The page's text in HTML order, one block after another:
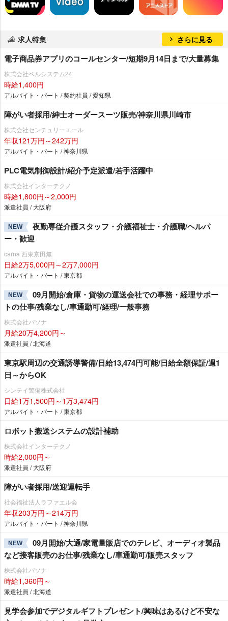
求人特集 さらに見る
電子商品券アプリのコールセンター/短期9月14日まで/大量募集
株式会社ベルシステム24
時給1,400円
アルバイト・パート / 契約社員 / 愛知県
障がい者採用/紳士オーダースーツ販売/神奈川県川崎市
株式会社センチュリーエール
年収121万円～242万円
アルバイト・パート / 神奈川県
PLC電気制御設計/紹介予定派遣/若手活躍中
株式会社インターテクノ
時給1,800円～2,000円
派遣社員 / 大阪府
NEW
夜勤専従介護スタッフ・介護福祉士・介護職/ヘルパ
ー・歓迎
carna 西東京田無
日給2万5,000円～2万7,000円
アルバイト・パート / 東京都
NEW
09月開始/倉庫・貨物の運送会社での事務・経理サポー
トの仕事/残業なし/車通勤可/経理/一般事務
株式会社パソナ
月給20万4,200円～
派遣社員 / 北海道
東京駅周辺の交通誘導警備/日給13,474円可能/日給全額保証/週1
日～からOK
シンテイ警備株式会社
日給1万1,500円～1万3,474円
アルバイト・パート / 東京都
ロボット搬送システムの設計補助
株式会社インターテクノ
時給2,000円～
派遣社員 / 大阪府
障がい者採用/送迎運転手
社会福祉法人ラファエル会
年収203万円～214万円
アルバイト・パート / 神奈川県
NEW
09月開始/大通/家電量販店でのテレビ、オーディオ製品
など接客販売のお仕事/残業なし/車通勤可/販売スタッフ
株式会社パソナ
時給1,360円～
派遣社員 / 北海道
見学会参加でデジタルギフトプレゼント/興味はあるけど不安な